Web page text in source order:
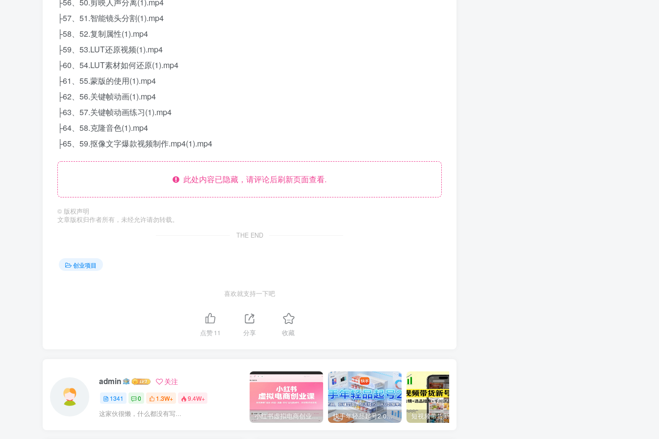
├57、51.智能镜头分割(1).mp4
├58、52.复制属性(1).mp4
├59、53.LUT还原视频(1).mp4
├60、54.LUT素材如何还原(1).mp4
├61、55.蒙版的使用(1).mp4
├62、56.关键帧动画(1).mp4
├63、57.关键帧动画练习(1).mp4
├64、58.克隆音色(1).mp4
├65、59.抠像文字爆款视频制作.mp4(1).mp4
此处内容已隐藏，请评论后刷新页面查看.
© 版权声明
文章版权归作者所有，未经允许请勿转载。
THE END
创业项目
喜欢就支持一下吧
点赞11 分享 收藏
admin 关注
1341 0 1.3W+ 9.4W+
这家伙很懒，什么都没有写... 小红书虚拟电商创业课，系统拆解选品-内容-流量-变现，实现零成本变现 快手年轻品起号2.0：养号选品，剪辑封面，投流技巧，从0到爆单全流程